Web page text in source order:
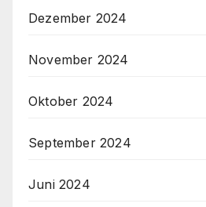
Dezember 2024
November 2024
Oktober 2024
September 2024
Juni 2024